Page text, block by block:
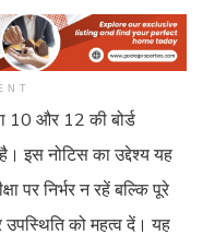
10 और 12 की बोर्ड
इस नोटिस का उद्देश्य यह
पर निर्भर न रहें बल्कि पूरे
को महत्व दें। यह